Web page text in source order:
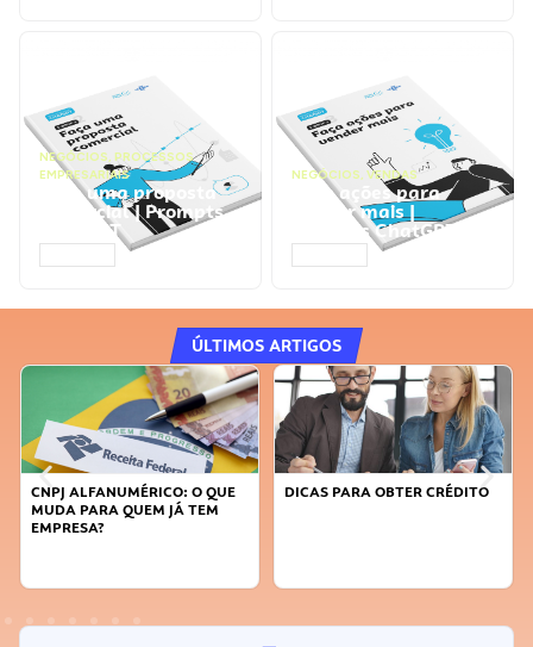
NEGÓCIOS, PROCESSOS
EMPRESARIAIS
Faça uma proposta
comercial | Prompts
ChatGPT
NEGÓCIOS, VENDAS
Faça ações para
vender mais |
Prompts ChatGPT
ÚLTIMOS ARTIGOS
CNPJ ALFANUMÉRICO: O QUE
MUDA PARA QUEM JÁ TEM
EMPRESA?
DICAS PARA OBTER CRÉDITO